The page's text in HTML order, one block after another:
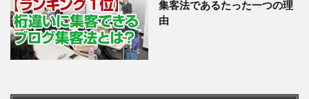
集客法であるたった一つの理
由